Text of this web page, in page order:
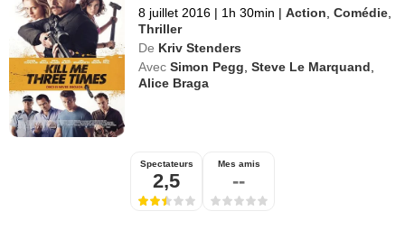
8 juillet 2016 | 1h 30min | Action ,Comédie
Thriller
De Kriv Stenders
Avec Simon Pegg ,Steve Le Marquand
Alice Braga
Spectateurs
2,5
Mes amis
--